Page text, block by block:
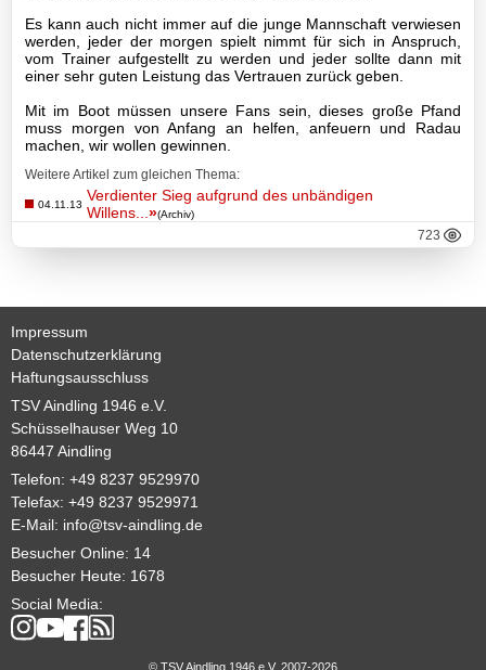
Volleyball
Stockschützen
Gymnastik
Basketball
Gaststätte
Sponsoren
Terminkalender
Fotogalerie
Wegbeschreibung
Archiv
Es kann auch nicht immer auf die junge Mannschaft verwiesen
werden, jeder der morgen spielt nimmt für sich in Anspruch,
vom Trainer aufgestellt zu werden und jeder sollte dann mit
einer sehr guten Leistung das Vertrauen zurück geben.
Mit im Boot müssen unsere Fans sein, dieses große Pfand
muss morgen von Anfang an helfen, anfeuern und Radau
machen, wir wollen gewinnen.
Weitere Artikel zum gleichen Thema:
04.11.13 Verdienter Sieg aufgrund des unbändigen
Willens...»(Archiv)
723
Impressum
Datenschutzerklärung
Haftungsausschluss
TSV Aindling 1946 e.V.
Schüsselhauser Weg 10
86447 Aindling
Telefon: +49 8237 9529970
Telefax: +49 8237 9529971
E-Mail: info@tsv-aindling.de
Besucher Online: 14
Besucher Heute: 1678
Social Media:
© TSV Aindling 1946 e.V. 2007-2026